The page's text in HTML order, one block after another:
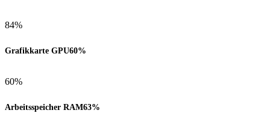
84%
Grafikkarte GPU60%
60%
Arbeitsspeicher RAM63%